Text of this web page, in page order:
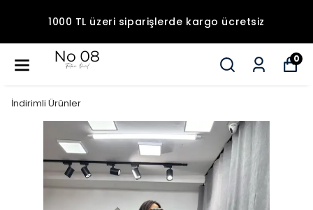
1000 TL üzeri siparişlerde kargo ücretsiz
0
İndirimli Ürünler